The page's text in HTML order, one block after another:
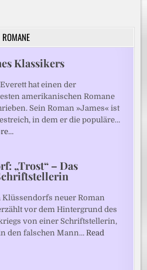
ROMANE
Klassikers
hat einen der
amerikanischen Romane
Sein Roman »James« ist
in dem er die populäre…
„Trost“ – Das
Klüssendorfs neuer Roman
vor dem Hintergrund des
von einer Schriftstellerin,
den falschen Mann…Read